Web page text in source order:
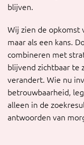
blijven.
Wij zien de opkomst
maar als een kans.
combineren met
blijvend zichtbaar te
verandert. Wie nu
betrouwbaarheid,
alleen in de
antwoorden van